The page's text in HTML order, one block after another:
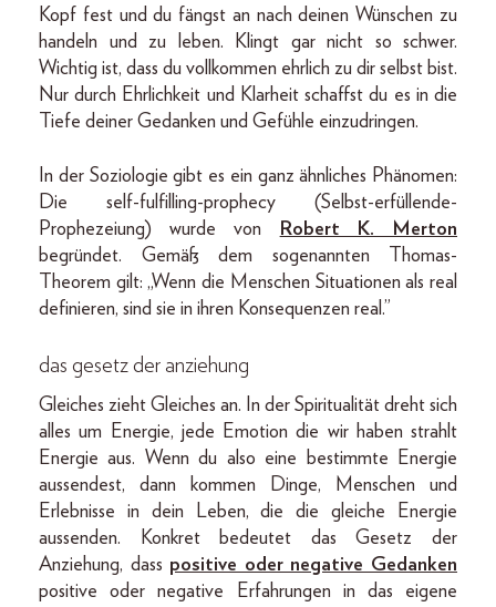
Kopf fest und du fängst an nach deinen Wünschen zu
handeln und zu leben. Klingt gar nicht so schwer.
Wichtig ist, dass du vollkommen ehrlich zu dir selbst bist.
Nur durch Ehrlichkeit und Klarheit schaffst du es in die
Tiefe deiner Gedanken und Gefühle einzudringen.
In der Soziologie gibt es ein ganz ähnliches Phänomen:
Die self-fulfilling-prophecy (Selbst-erfüllende-
Prophezeiung) wurde von
Robert K. Merton
begründet. Gemäß dem sogenannten Thomas-
Theorem gilt: „Wenn die Menschen Situationen als real
definieren, sind sie in ihren Konsequenzen real.”
das gesetz der anziehung
Gleiches zieht Gleiches an. In der Spiritualität dreht sich
alles um Energie, jede Emotion die wir haben strahlt
Energie aus. Wenn du also eine bestimmte Energie
aussendest, dann kommen Dinge, Menschen und
Erlebnisse in dein Leben, die die gleiche Energie
aussenden. Konkret bedeutet das Gesetz der
Anziehung, dass positive oder negative Gedanken
positive oder negative Erfahrungen in das eigene